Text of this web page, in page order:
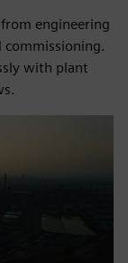
engineering
with plant